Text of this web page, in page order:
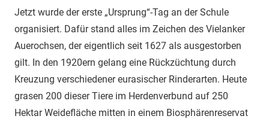
Jetzt wurde der erste „Ursprung“-Tag an der Schule
organisiert. Dafür stand alles im Zeichen des Vielanker
Auerochsen, der eigentlich seit 1627 als ausgestorben
gilt. In den 1920ern gelang eine Rückzüchtung durch
Kreuzung verschiedener eurasischer Rinderarten. Heute
grasen 200 dieser Tiere im Herdenverbund auf 250
Hektar Weidefläche mitten in einem Biosphärenreservat